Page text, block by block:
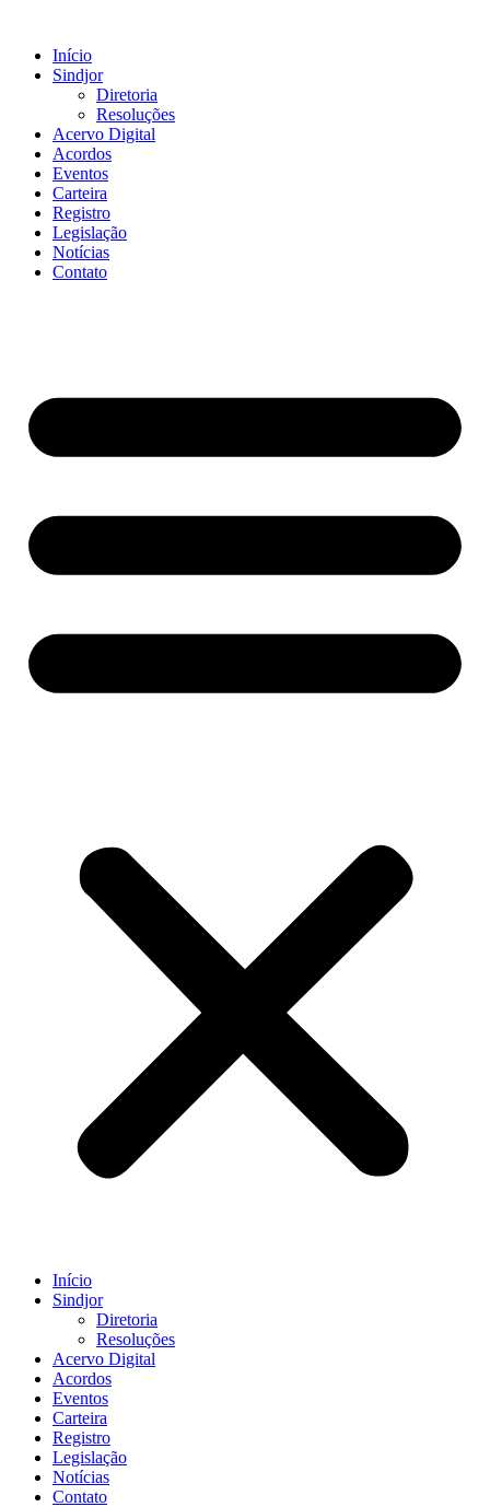
conteúdo
Início
Sindjor
Diretoria
Resoluções
Acervo Digital
Acordos
Eventos
Carteira
Registro
Legislação
Notícias
Contato
Início
Sindjor
Diretoria
Resoluções
Acervo Digital
Acordos
Eventos
Carteira
Registro
Legislação
Notícias
Contato